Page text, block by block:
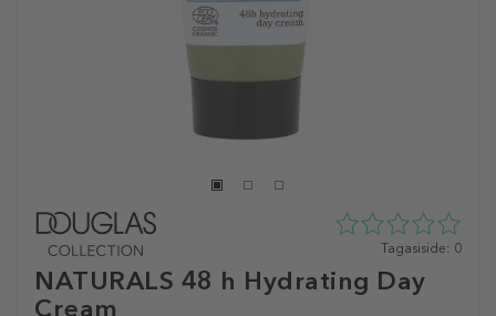
NATURALS 48 h Hydrating Day
Cream
0
5st
Tagasiside: 0